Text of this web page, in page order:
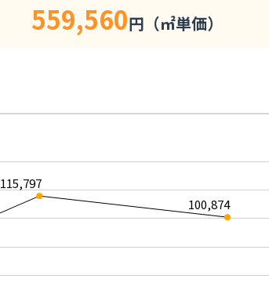
559,560円（㎡単価）
115,797
100,874